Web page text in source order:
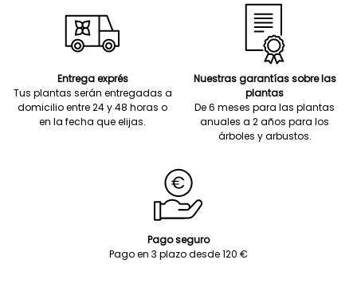
Entrega exprés
Tus plantas serán entregadas a
domicilio entre 24 y 48 horas o
en la fecha que elijas.
Nuestras garantías sobre las
plantas
De 6 meses para las plantas
anuales a 2 años para los
árboles y arbustos.
Pago seguro
Pago en 3 plazo desde 120 €